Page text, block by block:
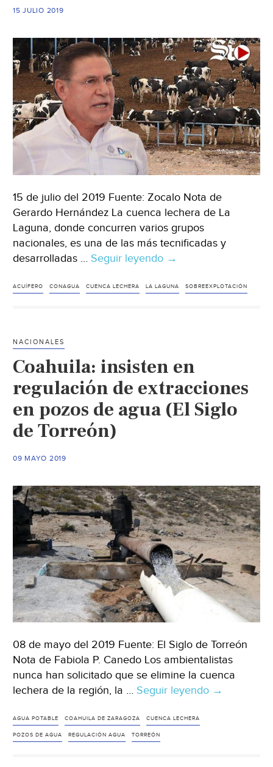
15 JULIO 2019
15 de julio del 2019 Fuente: Zocalo Nota de
Gerardo Hernández La cuenca lechera de La
Laguna, donde concurren varios grupos
nacionales, es una de las más tecnificadas y
desarrolladas … Seguir leyendo Coahuila:
por
→
ACUÍFERO CONAGUA CUENCA LECHERA LA LAGUNA SOBREEXPLOTACIÓN
NACIONALES
Coahuila: insisten en
regulación de extracciones
en pozos de agua (El Siglo
de Torreón)
09 MAYO 2019
08 de mayo del 2019 Fuente: El Siglo de Torreón
Nota de Fabiola P. Canedo Los ambientalistas
nunca han solicitado que se elimine la cuenca
lechera de la región, la … Seguir leyendo Coahuila:
→
AGUA POTABLE COAHUILA DE ZARAGOZA CUENCA LECHERA
POZOS DE AGUA REGULACIÓN AGUA TORREÓN